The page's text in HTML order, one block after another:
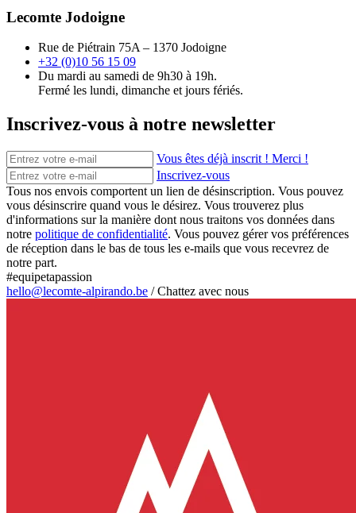
Lecomte Jodoigne
Rue de Piétrain 75A – 1370 Jodoigne
+32 (0)10 56 15 09
Du mardi au samedi de 9h30 à 19h.
Fermé les lundi, dimanche et jours fériés.
Inscrivez-vous à notre newsletter
Vous êtes déjà inscrit ! Merci !
Inscrivez-vous
Tous nos envois comportent un lien de désinscription. Vous pouvez
vous désinscrire quand vous le désirez. Vous trouverez plus
d'informations sur la manière dont nous traitons vos données dans
notre politique de confidentialité. Vous pouvez gérer vos préférences
de réception dans le bas de tous les e-mails que vous recevrez de
notre part.
#equipetapassion
hello@lecomte-alpirando.be /Chattez avec nous